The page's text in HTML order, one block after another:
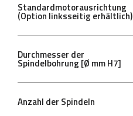
Standardmotorausrichtung
(Option linksseitig erhältlich)
Durchmesser der
Spindelbohrung [Ø mm H7]
Anzahl der Spindeln